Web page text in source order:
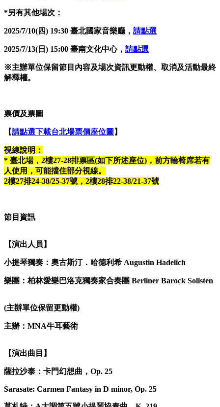
*另有其他場次：
2025/7/10(四) 19:30 臺北國家音樂廳， 請點選
2025/7/13( 日) 15:00 臺南文化中心， 請點選
※主辦單位保留節目內容及場次資訊更動權、取消及活動最終
解釋權。
票價及票圖
【請點選下載台北場票價座位圖 】
視線說明：
* 臺北場，2樓27-28排票區(如下所述座位) ，前方輪椅席若有
人使用，可能擋住部分視線。
2樓27排24-38/25-37號，2樓28排22-38/21-37號
節目資訊
【演出人員】
小提琴獨奏：奧古斯汀．哈德利希 Augustin Hadelich
樂團：柏林愛樂巴洛克獨奏家合奏團 Berliner Barock Solisten
(主辦單位保留更動權)
主辦：MNA牛耳藝術
【演出曲目】
薩拉沙泰：卡門幻想曲，Op. 25
Sarasate: Carmen Fantasy in D minor, Op. 25